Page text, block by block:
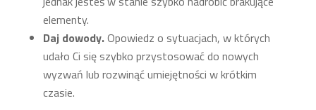
elementy.
Daj dowody.Opowiedz o sytuacjach, w których
udało Ci się szybko przystosować do nowych
wyzwań lub rozwinąć umiejętności w krótkim
czasie.